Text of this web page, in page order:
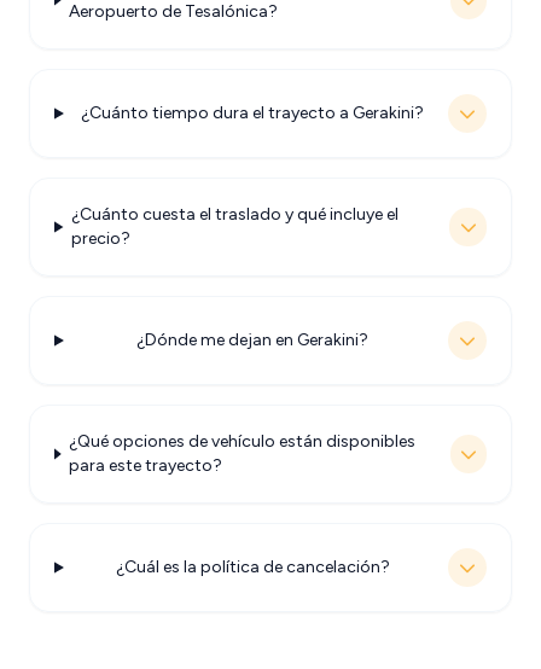
Aeropuerto de Tesalónica?
¿Cuánto tiempo dura el trayecto a Gerakini?
¿Cuánto cuesta el traslado y qué incluye el
precio?
¿Dónde me dejan en Gerakini?
¿Qué opciones de vehículo están disponibles
para este trayecto?
¿Cuál es la política de cancelación?